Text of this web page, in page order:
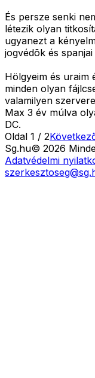
És persze senki
létezik olyan
ugyanezt a
jogvédõk és
Hölgyeim és uraim
minden olyan
valamilyen
Max 3 év múlva
DC.
Oldal 1 / 2
Sg.hu© 2026
Adatvédelmi